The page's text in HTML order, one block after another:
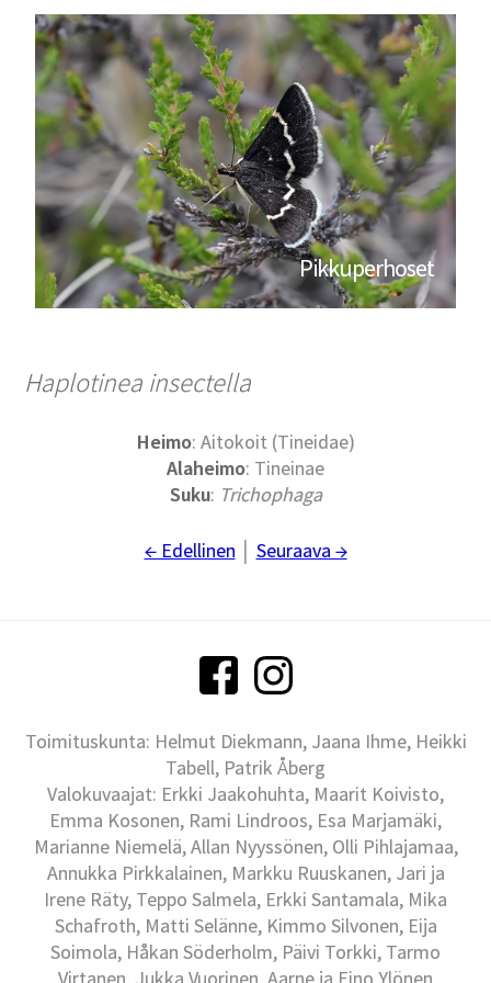
Pikkuperhoset
Haplotinea insectella
Heimo: Aitokoit (Tineidae)
Alaheimo: Tineinae
Suku: Trichophaga
← Edellinen Seuraava →
Toimituskunta: Helmut Diekmann, Jaana Ihme, Heikki
Tabell, Patrik Åberg
Valokuvaajat: Erkki Jaakohuhta, Maarit Koivisto,
Emma Kosonen, Rami Lindroos, Esa Marjamäki,
Marianne Niemelä, Allan Nyyssönen, Olli Pihlajamaa,
Annukka Pirkkalainen, Markku Ruuskanen, Jari ja
Irene Räty, Teppo Salmela, Erkki Santamala, Mika
Schafroth, Matti Selänne, Kimmo Silvonen, Eija
Soimola, Håkan Söderholm, Päivi Torkki, Tarmo